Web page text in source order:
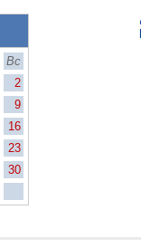
Вс
2
9
16
23
30